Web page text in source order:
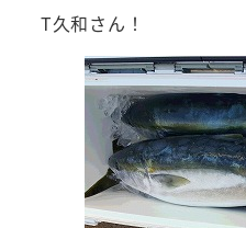
T久和さん！